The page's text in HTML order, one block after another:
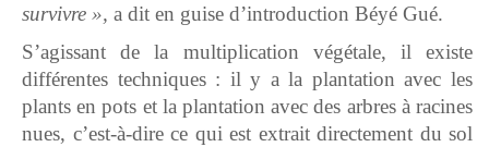
survivre », a dit en guise d’introduction Béyé Gué.
S’agissant de la multiplication végétale, il existe
différentes techniques : il y a la plantation avec les
plants en pots et la plantation avec des arbres à racines
nues, c’est-à-dire ce qui est extrait directement du sol